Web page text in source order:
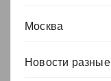
Москва
Новости разные